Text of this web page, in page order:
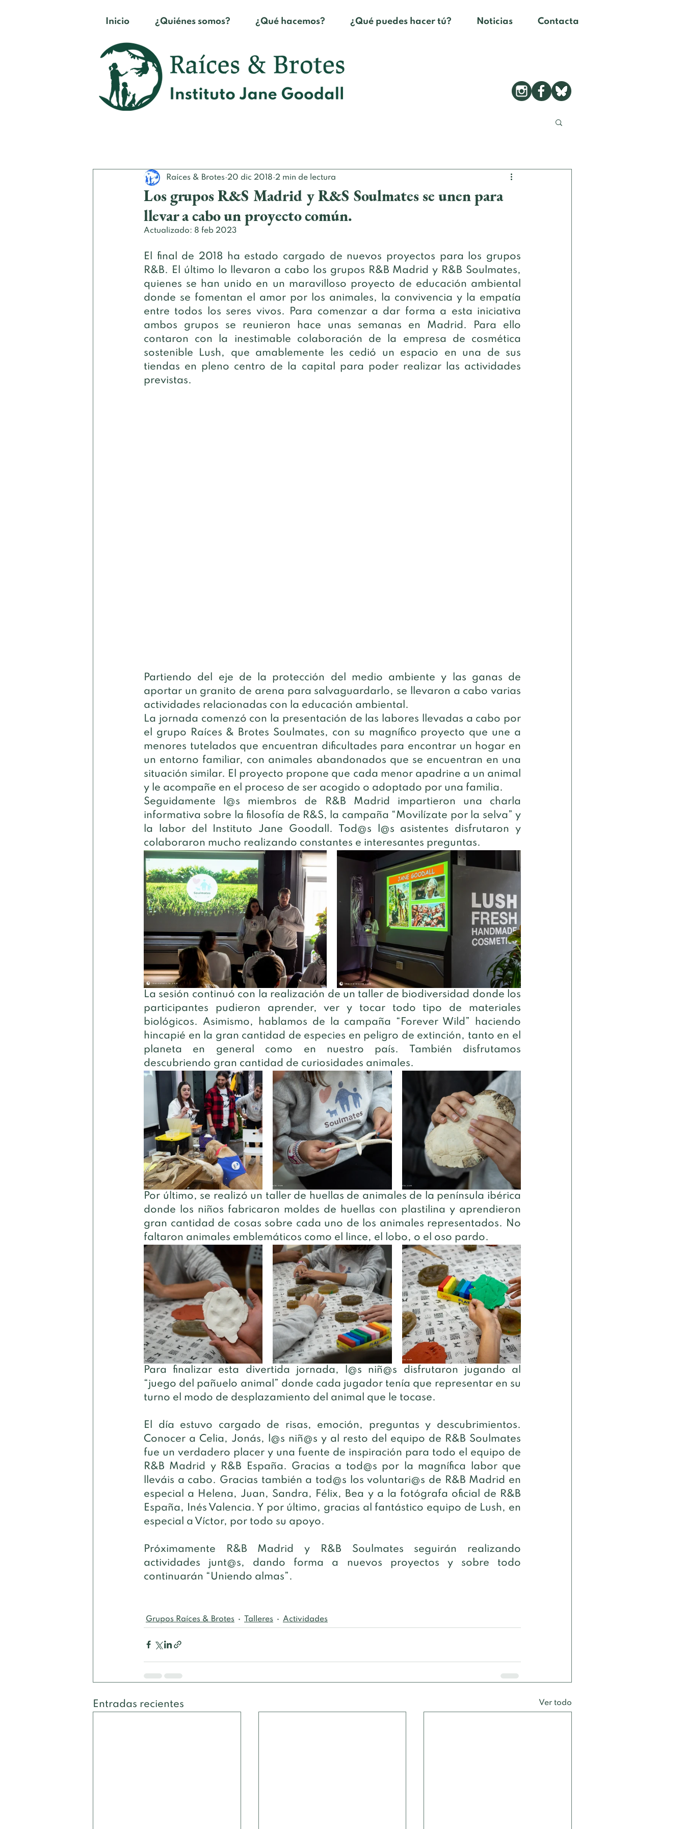
Inicio ¿Quiénes somos? ¿Qué hacemos? ¿Qué puedes hacer tú? Noticias Contacta
Los grupos R&S Madrid y R&S Soulmates se unen para
llevar a cabo un proyecto común.
Raíces & Brotes 20 dic 2018 2 min de lectura
Actualizado: 8 feb 2023
El final de 2018 ha estado cargado de nuevos proyectos para los grupos
R&B. El último lo llevaron a cabo los grupos R&B Madrid y R&B Soulmates,
quienes se han unido en un maravilloso proyecto de educación ambiental
donde se fomentan el amor por los animales, la convivencia y la empatía
entre todos los seres vivos. Para comenzar a dar forma a esta iniciativa
ambos grupos se reunieron hace unas semanas en Madrid. Para ello
contaron con la inestimable colaboración de la empresa de cosmética
sostenible Lush, que amablemente les cedió un espacio en una de sus
tiendas en pleno centro de la capital para poder realizar las actividades
previstas.
Partiendo del eje de la protección del medio ambiente y las ganas de
aportar un granito de arena para salvaguardarlo, se llevaron a cabo varias
actividades relacionadas con la educación ambiental.
La jornada comenzó con la presentación de las labores llevadas a cabo por
el grupo Raíces & Brotes Soulmates, con su magnífico proyecto que une a
menores tutelados que encuentran dificultades para encontrar un hogar en
un entorno familiar, con animales abandonados que se encuentran en una
situación similar. El proyecto propone que cada menor apadrine a un animal
y le acompañe en el proceso de ser acogido o adoptado por una familia.
Seguidamente l@s miembros de R&B Madrid impartieron una charla
informativa sobre la filosofía de R&S, la campaña “Movilízate por la selva” y
la labor del Instituto Jane Goodall. Tod@s l@s asistentes disfrutaron y
colaboraron mucho realizando constantes e interesantes preguntas.
La sesión continuó con la realización de un taller de biodiversidad donde los
participantes pudieron aprender, ver y tocar todo tipo de materiales
biológicos. Asimismo, hablamos de la campaña “Forever Wild” haciendo
hincapié en la gran cantidad de especies en peligro de extinción, tanto en el
planeta en general como en nuestro país. También disfrutamos
descubriendo gran cantidad de curiosidades animales.
Por último, se realizó un taller de huellas de animales de la península ibérica
donde los niños fabricaron moldes de huellas con plastilina y aprendieron
gran cantidad de cosas sobre cada uno de los animales representados. No
faltaron animales emblemáticos como el lince, el lobo, o el oso pardo.
Para finalizar esta divertida jornada, l@s niñ@s disfrutaron jugando al
“juego del pañuelo animal” donde cada jugador tenía que representar en su
turno el modo de desplazamiento del animal que le tocase.
El día estuvo cargado de risas, emoción, preguntas y descubrimientos.
Conocer a Celia, Jonás, l@s niñ@s y al resto del equipo de R&B Soulmates
fue un verdadero placer y una fuente de inspiración para todo el equipo de
R&B Madrid y R&B España. Gracias a tod@s por la magnífica labor que
lleváis a cabo. Gracias también a tod@s los voluntari@s de R&B Madrid en
especial a Helena, Juan, Sandra, Félix, Bea y a la fotógrafa oficial de R&B
España, Inés Valencia. Y por último, gracias al fantástico equipo de Lush, en
especial a Víctor, por todo su apoyo.
Próximamente R&B Madrid y R&B Soulmates seguirán realizando
actividades junt@s, dando forma a nuevos proyectos y sobre todo
continuarán “Uniendo almas”.
Grupos Raíces & Brotes Talleres Actividades
Entradas recientes Ver todo